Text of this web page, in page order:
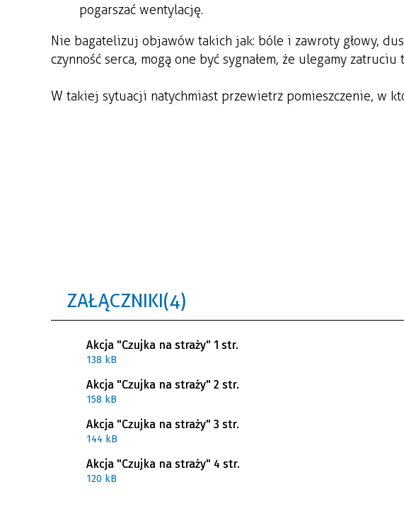
pogarszać wentylację.
Nie bagatelizuj objawów takich jak: bóle i zawroty głowy,
czynność serca, mogą one być sygnałem, że ulegamy
W takiej sytuacji natychmiast przewietrz pomieszczenie, w
ZAŁĄCZNIKI (4)
Akcja "Czujka na straży" 1 str.
138 kB
Akcja "Czujka na straży" 2 str.
158 kB
Akcja "Czujka na straży" 3 str.
144 kB
Akcja "Czujka na straży" 4 str.
120 kB